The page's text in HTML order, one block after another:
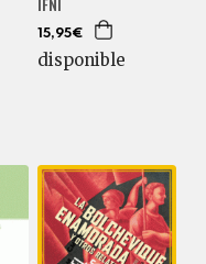
15,95€
disponible